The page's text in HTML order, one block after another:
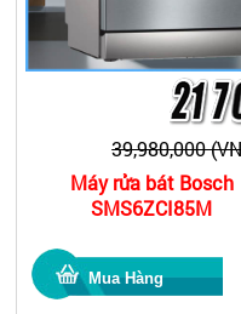
39,980,000
Máy rửa bát Bosch
SMS6ZCI85M